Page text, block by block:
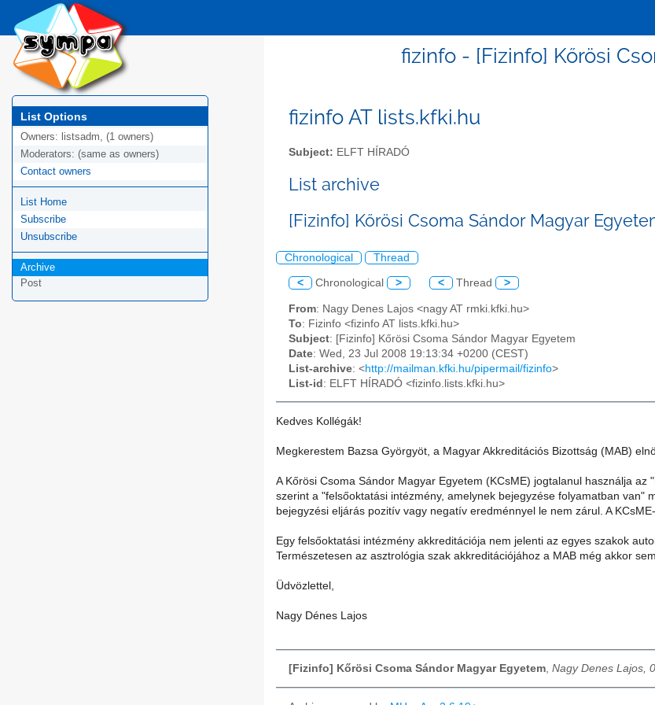
fizinfo - [Fizinfo] Kőrösi
List Options
Owners: listsadm, (1 owners)
Moderators: (same as owners)
Contact owners
List Home
Subscribe
Unsubscribe
Archive
Post
fizinfo AT lists.kfki.hu
Subject: ELFT HÍRADÓ
List archive
[Fizinfo] Kőrösi Csoma Sándor Magyar
Chronological Thread
< Chronological > < Thread >
From: Nagy Denes Lajos <nagy AT rmki.kfki.hu>
To: Fizinfo <fizinfo AT lists.kfki.hu>
Subject: [Fizinfo] Kőrösi Csoma Sándor Magyar Egyetem
Date: Wed, 23 Jul 2008 19:13:34 +0200 (CEST)
List-archive: <http://mailman.kfki.hu/pipermail/fizinfo>
List-id : ELFT HÍRADÓ <fizinfo.lists.kfki.hu>
Kedves Kollégák!
Megkerestem Bazsa Györgyöt, a Magyar Akkreditációs Bizottság (MAB)
A Kőrösi Csoma Sándor Magyar Egyetem (KCsME) jogtalanul használja
szerint a "felsőoktatási intézmény, amelynek bejegyzése folyamatban
bejegyzési eljárás pozitív vagy negatív eredménnyel le nem zárul. A
Egy felsőoktatási intézmény akkreditációja nem jelenti az egyes szakok
Természetesen az asztrológia szak akkreditációjához a MAB még akkor
Üdvözlettel,
Nagy Dénes Lajos
[Fizinfo] Kőrösi Csoma Sándor Magyar Egyetem, Nagy Denes Lajos,